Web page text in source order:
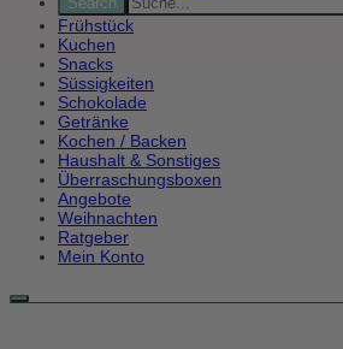
Frühstück
Kuchen
Snacks
Süssigkeiten
Schokolade
Getränke
Kochen / Backen
Haushalt & Sonstiges
Überraschungsboxen
Angebote
Weihnachten
Ratgeber
Mein Konto